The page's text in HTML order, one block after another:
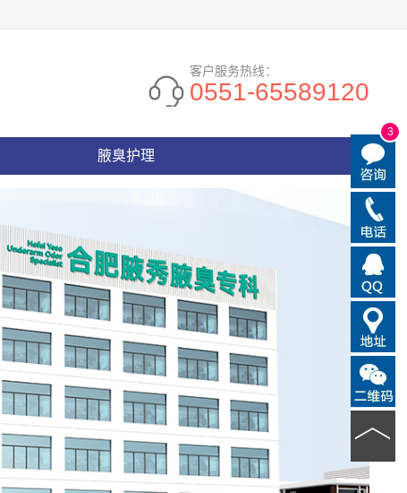
客户服务热线：
0551-65589120
腋臭护理
3